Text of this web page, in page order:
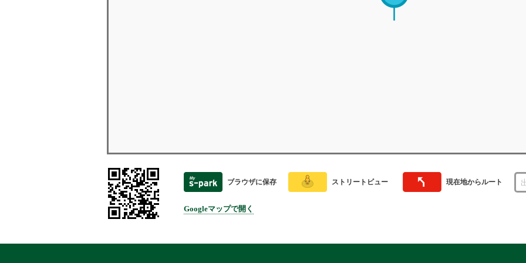
ブラウザに保存 ストリートビュー 現在地からルート
Googleマップで開く